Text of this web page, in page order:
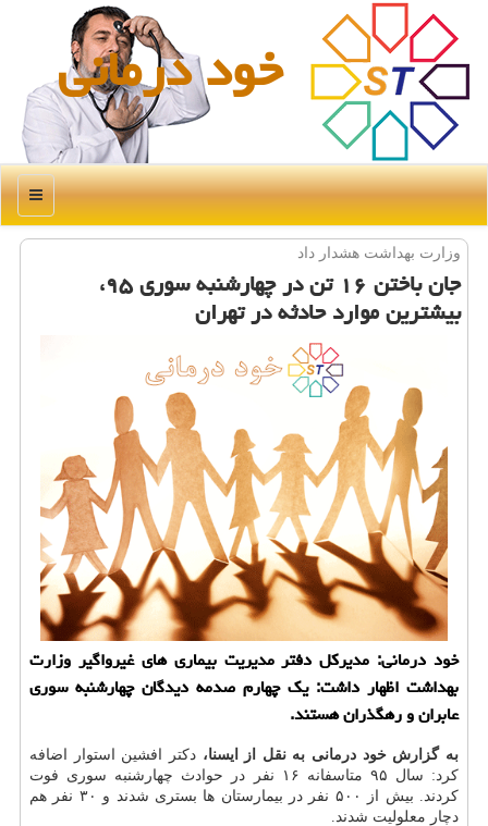
خود درمانی
منو
وزارت بهداشت هشدار داد
جان باختن ۱۶ تن در چهارشنبه سوری ۹۵،
بیشترین موارد حادثه در تهران
خود درمانی: مدیركل دفتر مدیریت بیماری های غیرواگیر وزارت
بهداشت اظهار داشت: یك چهارم صدمه دیدگان چهارشنبه سوری
عابران و رهگذران هستند.
به گزارش خود درمانی به نقل از ایسنا،دكتر افشین استوار اضافه
كرد: سال ۹۵ متاسفانه ۱۶ نفر در حوادث چهارشنبه سوری فوت
كردند. بیش از ۵۰۰ نفر در بیمارستان ها بستری شدند و ۳۰ نفر هم
دچار معلولیت شدند.